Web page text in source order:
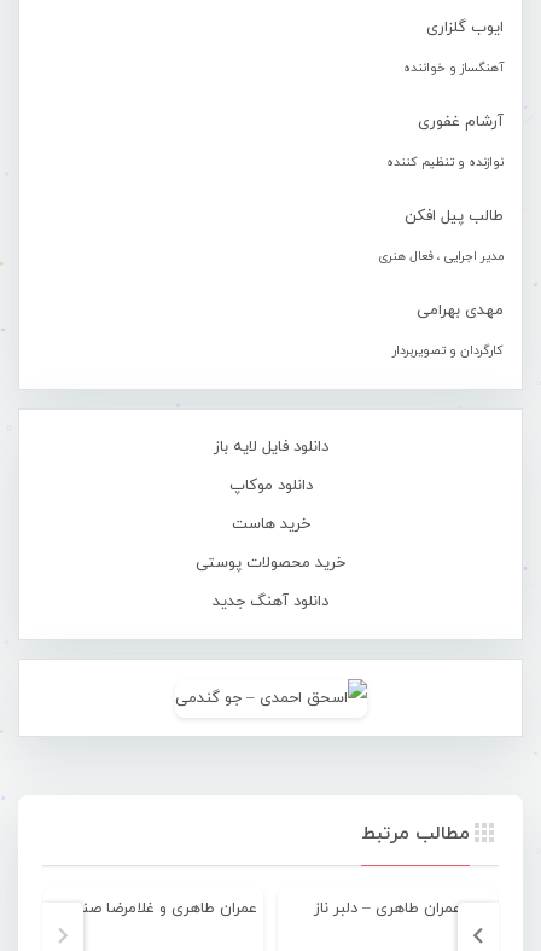
ایوب گلزاری
آهنگساز و خواننده
آرشام غفوری
نوازنده و تنظیم کننده
طالب پیل افکن
مدیر اجرایی ، فعال هنری
مهدی بهرامی
کارگردان و تصویربردار
دانلود فایل لایه باز
دانلود موکاپ
خرید هاست
خرید محصولات پوستی
دانلود آهنگ جدید
مطالب مرتبط
عمران طاهری – دلبر ناز